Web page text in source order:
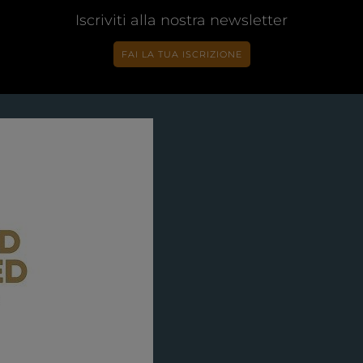
Iscriviti alla nostra newsletter
FAI LA TUA ISCRIZIONE